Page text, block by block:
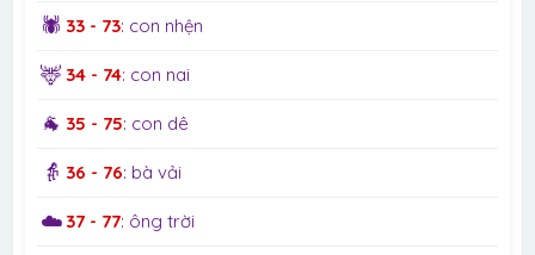
🕷️ 33 - 73: con nhện
🦌 34 - 74: con nai
🐐 35 - 75: con dê
👵 36 - 76: bà vải
☁️ 37 - 77: ông trời